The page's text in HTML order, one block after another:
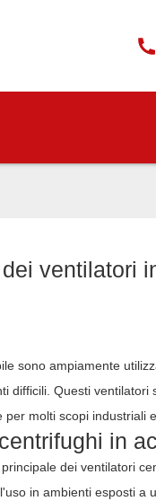
ventilatori
sono ampiamente
difficili. Questi
molti scopi industriali
in
dei ventilatori
in ambienti esposti a